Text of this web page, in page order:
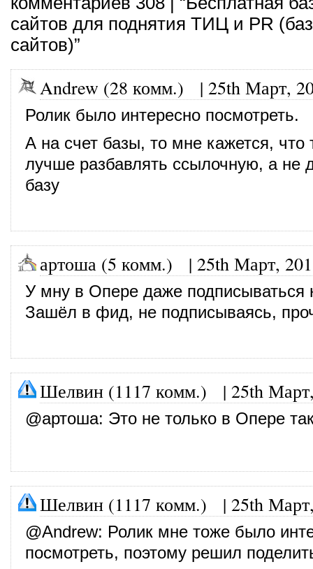
сайтов для поднятия ТИЦ и PR
сайтов)”
Andrew (28 комм.) | 25th Март,
Ролик было интересно посмотреть.
А на счет базы, то мне кажется,
лучше разбавлять ссылочную, а не
базу
артоша (5 комм.) | 25th Март,
У мну в Опере даже подписываться
Зашёл в фид, не подписываясь,
Шелвин (1117 комм.) | 25th
@артоша: Это не только в Опере
Шелвин (1117 комм.) | 25th
@Andrew: Ролик мне тоже было
посмотреть, поэтому решил